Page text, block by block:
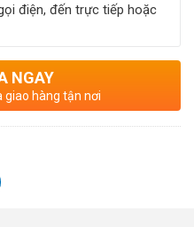
điện, đến trực tiếp hoặc
NGAY
giao hàng tận nơi